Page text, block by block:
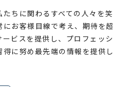
ちに関わるすべての人々を笑
お客様目線で考え、期待を超
ビスを提供し、プロフェッシ
に努め最先端の情報を提供し